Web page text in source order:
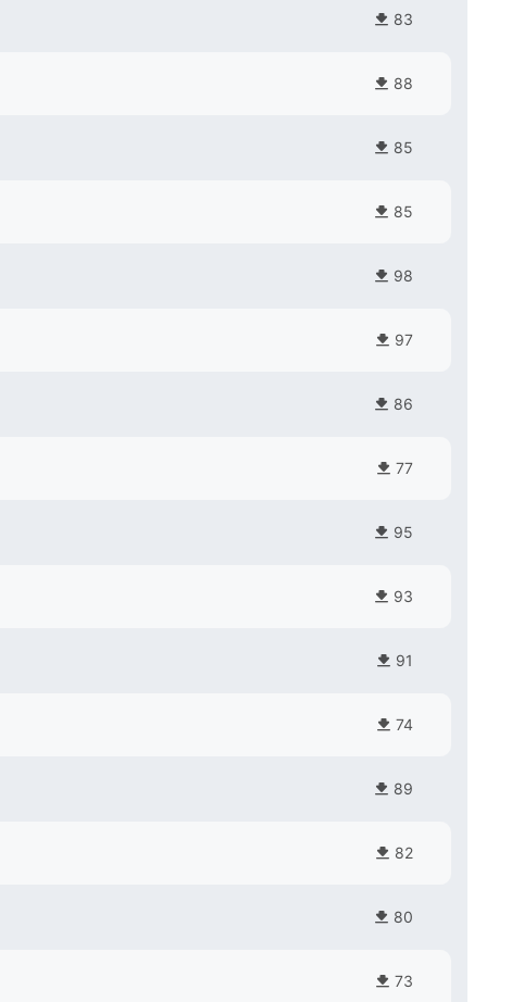
83
88
85
85
98
97
86
77
95
93
91
74
89
82
80
73